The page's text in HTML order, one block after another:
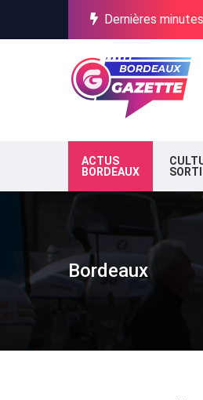
Dernières minutes
ACTUS
BORDEAUX
Bordeaux